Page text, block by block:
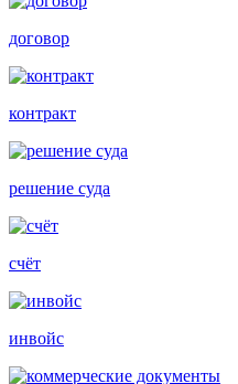
договор
контракт
решение суда
счёт
инвойс